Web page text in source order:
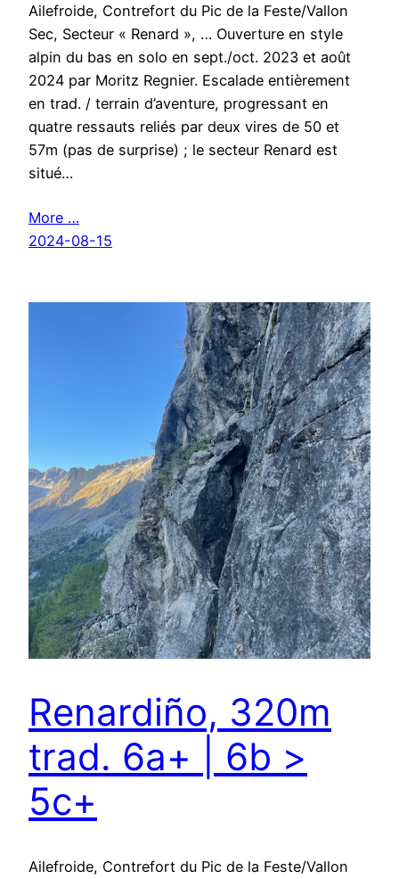
Ailefroide, Contrefort du Pic de la Feste/Vallon
Sec, Secteur « Renard », … Ouverture en style
alpin du bas en solo en sept./oct. 2023 et août
2024 par Moritz Regnier. Escalade entièrement
en trad. / terrain d’aventure, progressant en
quatre ressauts reliés par deux vires de 50 et
57m (pas de surprise) ; le secteur Renard est
situé…
More …
2024-08-15
Renardiño, 320m
trad. 6a+ | 6b >
5c+
Ailefroide, Contrefort du Pic de la Feste/Vallon